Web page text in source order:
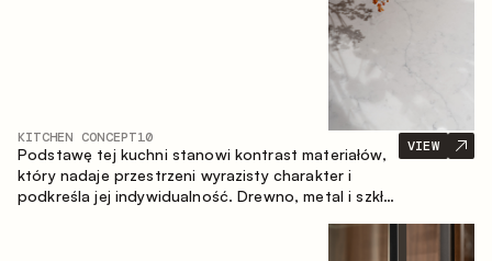
KITCHEN CONCEPT10
Podstawę tej kuchni stanowi kontrast materiałów,
który nadaje przestrzeni wyrazisty charakter i
podkreśla jej indywidualność. Drewno, metal i szkło
VIEW